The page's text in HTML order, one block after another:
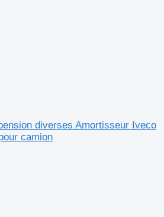
diverses Amortisseur Iveco
camion